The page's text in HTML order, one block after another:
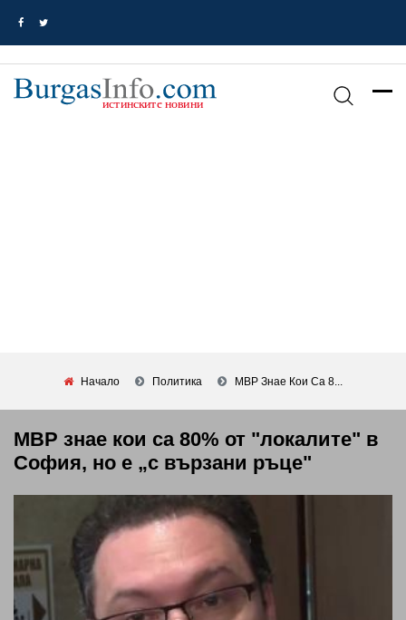
Начало Политика МВР Знае Кои Са 8...
МВР знае кои са 80% от "локалите" в
София, но е „с вързани ръце"